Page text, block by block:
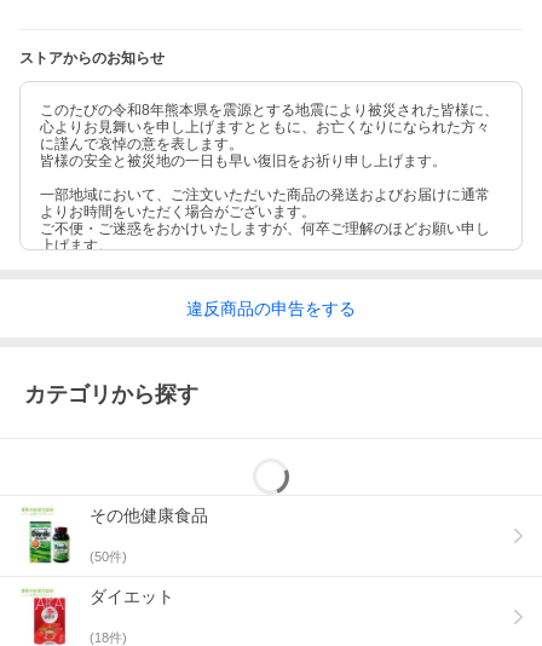
ストアからのお知らせ
このたびの令和8年熊本県を震源とする地震により被災された皆様に、
心よりお見舞いを申し上げますとともに、お亡くなりになられた方々
に謹んで哀悼の意を表します。
皆様の安全と被災地の一日も早い復旧をお祈り申し上げます。
一部地域において、ご注文いただいた商品の発送およびお届けに通常
よりお時間をいただく場合がございます。
ご不便・ご迷惑をおかけいたしますが、何卒ご理解のほどお願い申し
上げます。
違反商品の申告をする
カテゴリから探す
その他健康食品
(50件)
ダイエット
(18件)